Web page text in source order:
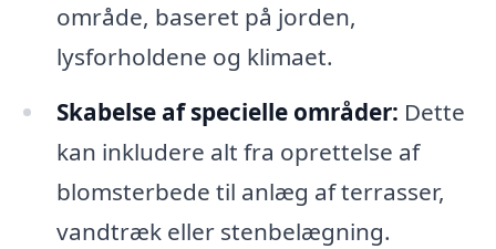
område, baseret på jorden,
lysforholdene og klimaet.
Skabelse af specielle områder: Dette
kan inkludere alt fra oprettelse af
blomsterbede til anlæg af terrasser,
vandtræk eller stenbelægning.